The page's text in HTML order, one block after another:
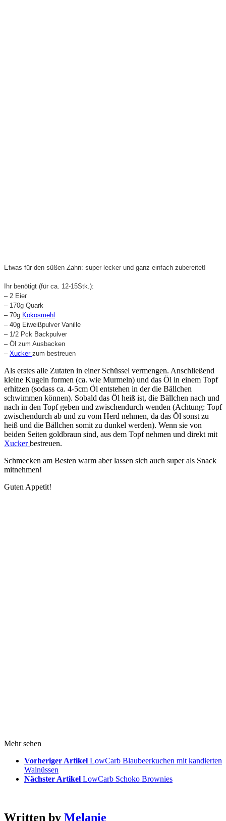
Etwas für den süßen Zahn: super lecker und ganz einfach zubereitet!
Ihr benötigt (für ca. 12-15Stk.):
– 2 Eier
– 170g Quark
– 70g Kokosmehl
– 40g Eiweißpulver Vanille
– 1/2 Pck Backpulver
– Öl zum Ausbacken
– Xucker zum bestreuen
Als erstes alle Zutaten in einer Schüssel vermengen. Anschließend
kleine Kugeln formen (ca. wie Murmeln) und das Öl in einem Topf
erhitzen (sodass ca. 4-5cm Öl entstehen in der die Bällchen
schwimmen können). Sobald das Öl heiß ist, die Bällchen nach und
nach in den Topf geben und zwischendurch wenden (Achtung: Topf
zwischendurch ab und zu vom Herd nehmen, da das Öl sonst zu
heiß und die Bällchen somit zu dunkel werden). Wenn sie von
beiden Seiten goldbraun sind, aus dem Topf nehmen und direkt mit
Xuckerbestreuen.
Schmecken am Besten warm aber lassen sich auch super als Snack
mitnehmen!
Guten Appetit!
Mehr sehen
Vorheriger Artikel LowCarb Blaubeerkuchen mit kandierten
Walnüssen
Nächster Artikel LowCarb Schoko Brownies
Written by Melanie